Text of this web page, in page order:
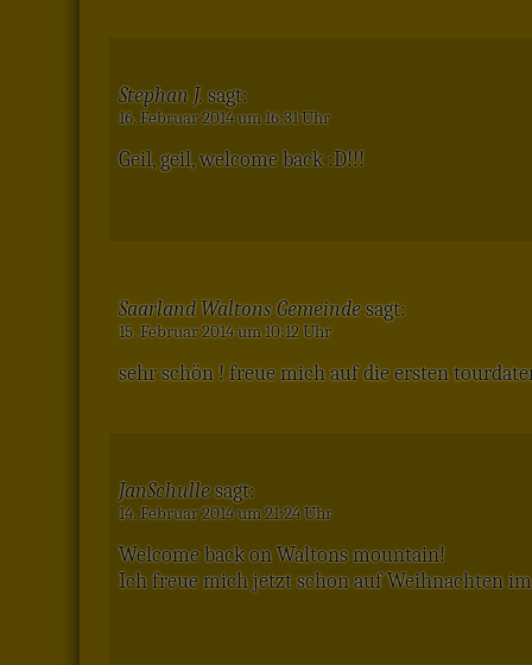
Stephan J.sagt:
16. Februar 2014 um 16:31 Uhr
Geil, geil, welcome back :D!!!
Saarland Waltons Gemeindesagt:
15. Februar 2014 um 10:12 Uhr
sehr schön ! freue mich auf die ersten
JanSchullesagt:
14. Februar 2014 um 21:24 Uhr
Welcome back on Waltons mountain!
Ich freue mich jetzt schon auf Weihnachten